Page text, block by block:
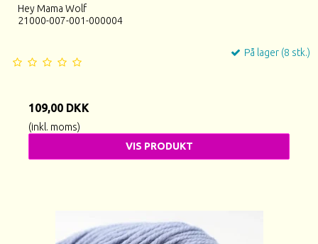
Hey Mama Wolf
21000-007-001-000004
På lager (8 stk.)
109,00 DKK
(inkl. moms)
VIS PRODUKT